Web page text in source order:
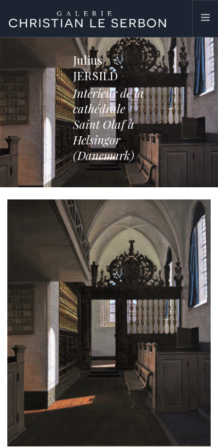
ŒUVRES
GALERIE
CONTACT
SEARCH SITE
Julius
JERSILD
Intérieur de la
cathédrale
Saint Olaf à
Helsingor
(Danemark)